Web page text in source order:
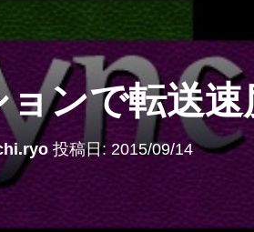
ンで転送速
投稿日: 2015/09/14